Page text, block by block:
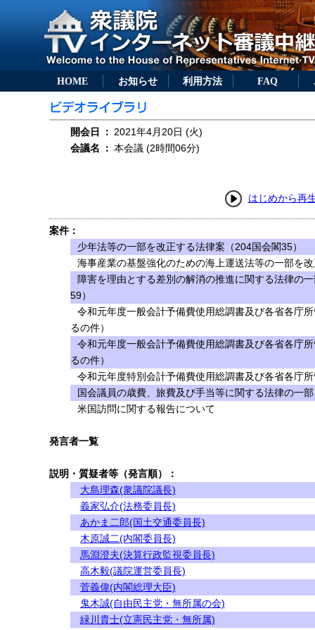
HOME お知らせ 利用方法 FAQ
開会日 ： 2021年4月20日 (火)
会議名
： 本会議 (2時間06分)
はじめから再
案件：
少年法等の一部を改正する法律案（204国会閣35）
海事産業の基盤強化のための海上運送法等の一部を
障害を理由とする差別の解消の推進に関する法律の
59）
令和元年度一般会計予備費使用総調書及び各省各庁
るの件）
令和元年度一般会計予備費使用総調書及び各省各庁
るの件）
令和元年度特別会計予備費使用総調書及び各省各庁
国会議員の歳費、旅費及び手当等に関する法律の一
米国訪問に関する報告について
発言者一覧
説明・質疑者等（発言順）：
大島理森(衆議院議長)
義家弘介(法務委員長)
あかま二郎(国土交通委員長)
木原誠二(内閣委員長)
馬淵澄夫(決算行政監視委員長)
高木毅(議院運営委員長)
菅義偉(内閣総理大臣)
鬼木誠(自由民主党・無所属の会)
緑川貴士(立憲民主党・無所属)